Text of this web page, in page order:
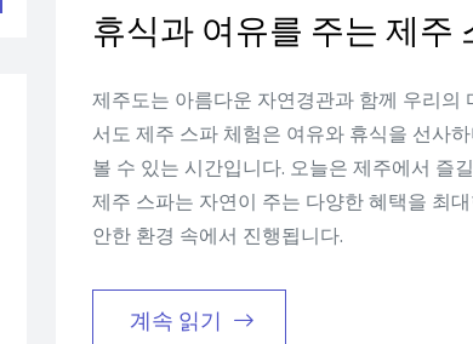
휴식과 여유를 주는 제주
제주도는 아름다운 자연경관과 함께 우리의
서도 제주 스파 체험은 여유와 휴식을 선사
볼 수 있는 시간입니다. 오늘은 제주에서 즐
제주 스파는 자연이 주는 다양한 혜택을 최
안한 환경 속에서 진행됩니다.
계속 읽기